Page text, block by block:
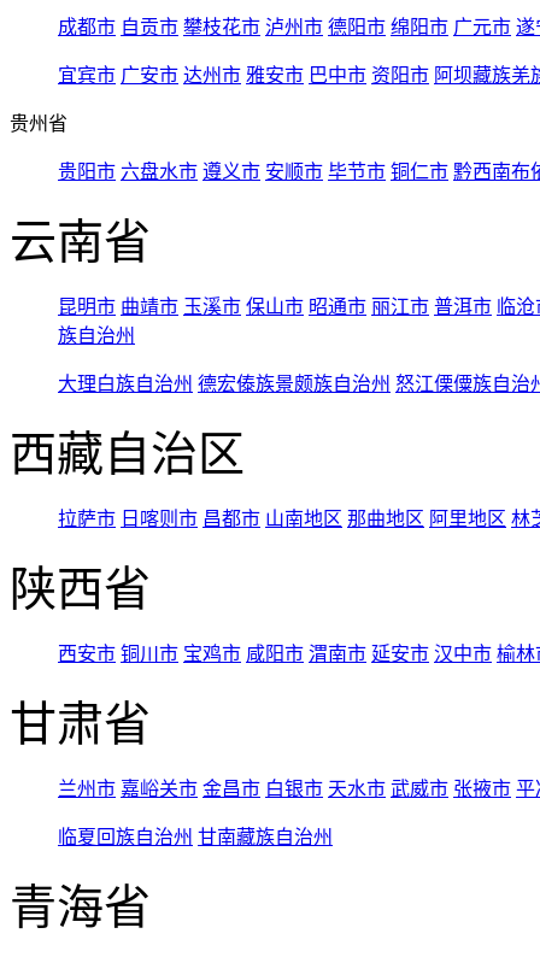
成都市 自贡市 攀枝花市 泸州市 德阳市 绵阳市 广元市 遂
宜宾市 广安市 达州市 雅安市 巴中市 资阳市 阿坝藏族羌
贵州省
贵阳市 六盘水市 遵义市 安顺市 毕节市 铜仁市 黔西南布
云南省
昆明市 曲靖市 玉溪市 保山市 昭通市 丽江市 普洱市 临
族自治州
大理白族自治州 德宏傣族景颇族自治州 怒江傈僳族自治
西藏自治区
拉萨市 日喀则市 昌都市 山南地区 那曲地区 阿里地区 林
陕西省
西安市 铜川市 宝鸡市 咸阳市 渭南市 延安市 汉中市 榆林
甘肃省
兰州市 嘉峪关市 金昌市 白银市 天水市 武威市 张掖市 平
临夏回族自治州 甘南藏族自治州
青海省